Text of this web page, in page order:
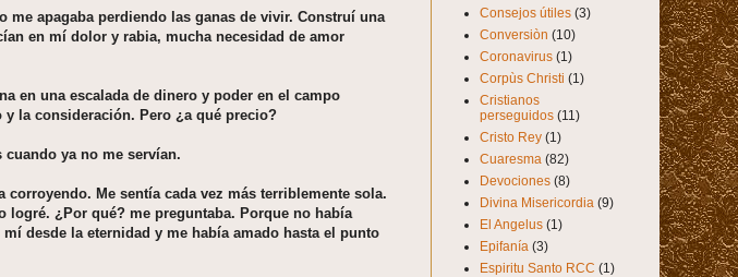
me apagaba perdiendo las ganas de vivir. Construí una
en mí dolor y rabia, mucha necesidad de amor
en una escalada de dinero y poder en el campo
la consideración. Pero ¿a qué precio?
ya no me servían.
Me sentía cada vez más terriblemente sola.
logré. ¿Por qué? me preguntaba. Porque no había
desde la eternidad y me había amado hasta el punto
Consejos útiles (3)
Conversiòn (10)
Coronavirus (1)
Corpùs Christi (1)
Cristianos
perseguidos (11)
Cristo Rey (1)
Cuaresma (82)
Devociones (8)
Divina Misericordia (9)
El Angelus (1)
Epifanía (3)
Espiritu Santo RCC (1)